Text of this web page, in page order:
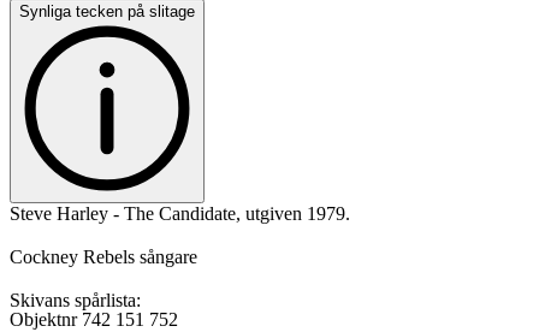
Synliga tecken på slitage
Steve Harley - The Candidate, utgiven 1979.
Cockney Rebels sångare
Skivans spårlista:
Objektnr 742 151 752